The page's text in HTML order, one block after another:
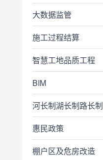
大数据监管
施工过程结算
智慧工地品质工程
BIM
河长制湖长制路长制
惠民政策
棚户区及危房改造